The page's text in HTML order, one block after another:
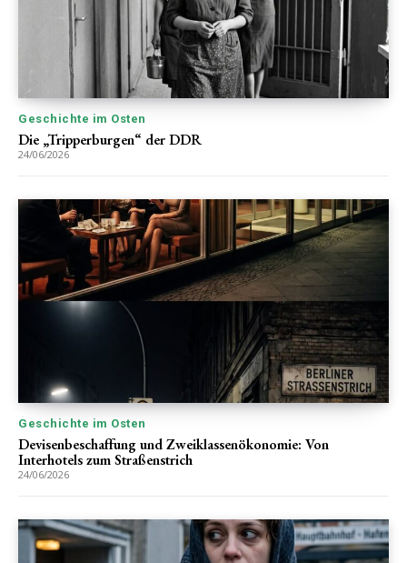
Geschichte im Osten
Die „Tripperburgen“ der DDR
24/06/2026
Geschichte im Osten
Devisenbeschaffung und Zweiklassenökonomie: Von
Interhotels zum Straßenstrich
24/06/2026